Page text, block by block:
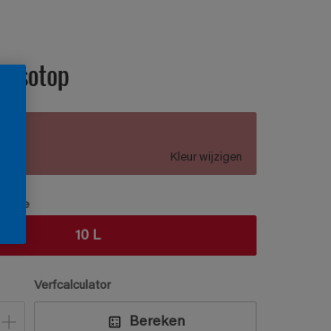
Isotop
Kleur wijzigen
10 L
Verfcalculator
Bereken